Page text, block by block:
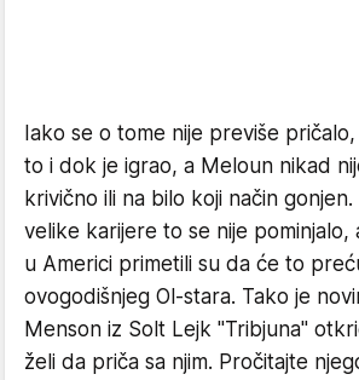
Iako se o tome nije previše
to i dok je igrao, a Meloun nikad
krivično ili na bilo koji način
velike karijere to se nije pominjalo,
u Americi primetili su da će to
ovogodišnjeg Ol-stara. Tako je
Menson iz Solt Lejk "Tribjuna"
želi da priča sa njim. Pročitajte